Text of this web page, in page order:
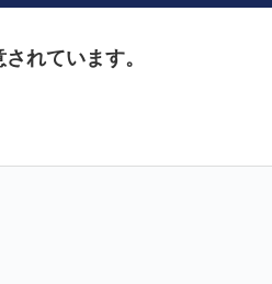
れています。